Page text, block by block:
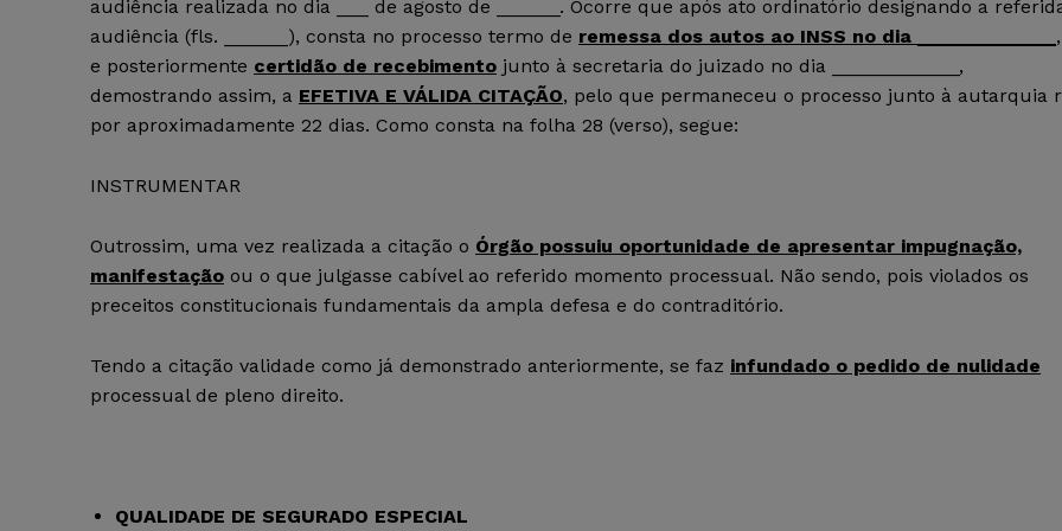
audiência realizada no dia ___ de agosto de ______. Ocorre que após ato ordinatório designando a
audiência (fls. ______), consta no processo termo de remessa dos autos ao INSS no dia _____________ ,
e posteriormente certidão de recebimento junto à secretaria do juizado no dia ____________,
demostrando assim, a EFETIVA E VÁLIDA CITAÇÃO, pelo que permaneceu o processo junto à autarquia
por aproximadamente 22 dias. Como consta na folha 28 (verso), segue:
INSTRUMENTAR
Outrossim, uma vez realizada a citação o Órgão possuiu oportunidade de apresentar impugnação,
manifestação ou o que julgasse cabível ao referido momento processual. Não sendo, pois violados os
preceitos constitucionais fundamentais da ampla defesa e do contraditório.
Tendo a citação validade como já demonstrado anteriormente, se faz infundado o pedido de nulidade
processual de pleno direito.
QUALIDADE DE SEGURADO ESPECIAL